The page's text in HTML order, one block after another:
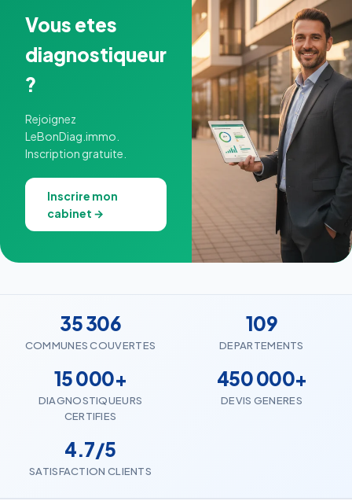
Vous etes
diagnostiqueur
?
Rejoignez
LeBonDiag.immo.
Inscription gratuite.
Inscrire mon
cabinet →
35 306
COMMUNES COUVERTES
109
DEPARTEMENTS
15 000+
DIAGNOSTIQUEURS
CERTIFIES
450 000+
DEVIS GENERES
4.7/5
SATISFACTION CLIENTS